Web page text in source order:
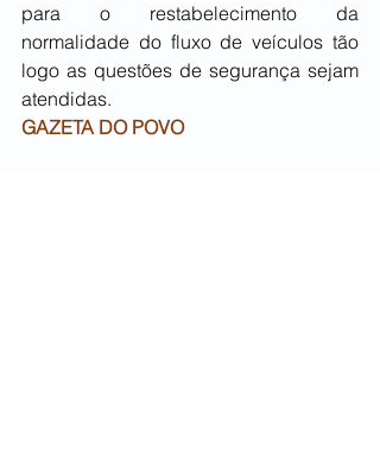
para o restabelecimento da
normalidade do fluxo de veículos tão
logo as questões de segurança sejam
atendidas.
GAZETA DO POVO